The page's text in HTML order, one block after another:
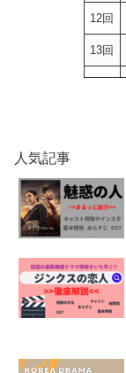
12回
13回
人気記事